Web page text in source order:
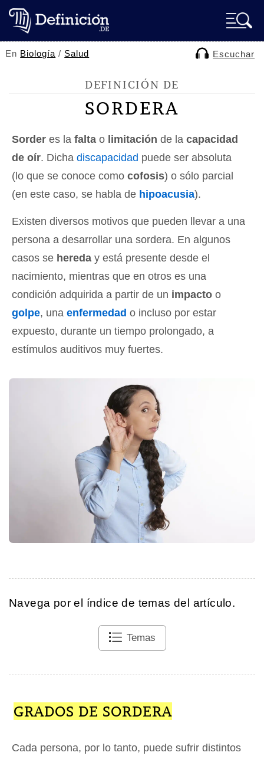
En Biología / Salud Escuchar
DEFINICIÓN DE
SORDERA
Sorder es la falta o limitación de la capacidad
de oír. Dicha discapacidad puede ser absoluta
(lo que se conoce como cofosis) o sólo parcial
(en este caso, se habla de hipoacusia).
Existen diversos motivos que pueden llevar a una
persona a desarrollar una sordera. En algunos
casos se hereda y está presente desde el
nacimiento, mientras que en otros es una
condición adquirida a partir de un impacto o
golpe, una enfermedad o incluso por estar
expuesto, durante un tiempo prolongado, a
estímulos auditivos muy fuertes.
Navega por el índice de temas del artículo.
Temas
GRADOS DE SORDERA
Cada persona, por lo tanto, puede sufrir distintos